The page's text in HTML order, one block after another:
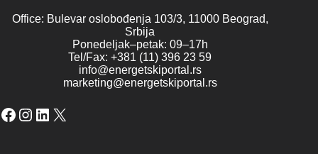
Office: Bulevar oslobođenja 103/3, 11000 Beograd,
Srbija
Ponedeljak–petak: 09–17h
Tel/Fax: +381 (11) 396 23 59
info@energetskiportal.rs
marketing@energetskiportal.rs
Facebook
Instagram
LinkedIn
X